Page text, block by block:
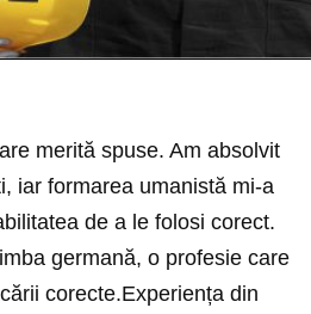
merită spuse. Am absolvit
iar formarea umanistă mi-a
de a le folosi corect.
germană, o profesie care
corecte.Experiența din